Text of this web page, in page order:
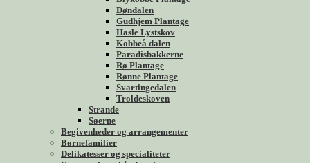
Døndalen
Gudhjem Plantage
Hasle Lystskov
Kobbeå dalen
Paradisbakkerne
Rø Plantage
Rønne Plantage
Svartingedalen
Troldeskoven
Strande
Søerne
Begivenheder og arrangementer
Børnefamilier
Delikatesser og specialiteter